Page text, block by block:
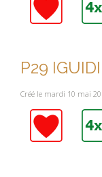
P29
Créé le mardi 10 mai